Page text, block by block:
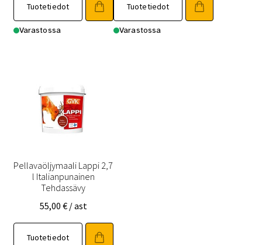
Tuotetiedot
Varastossa
Tuotetiedot
Varastossa
Pellavaöljymaali Lappi 2,7
l Italianpunainen
Tehdassävy
55,00 € / ast
Tuotetiedot